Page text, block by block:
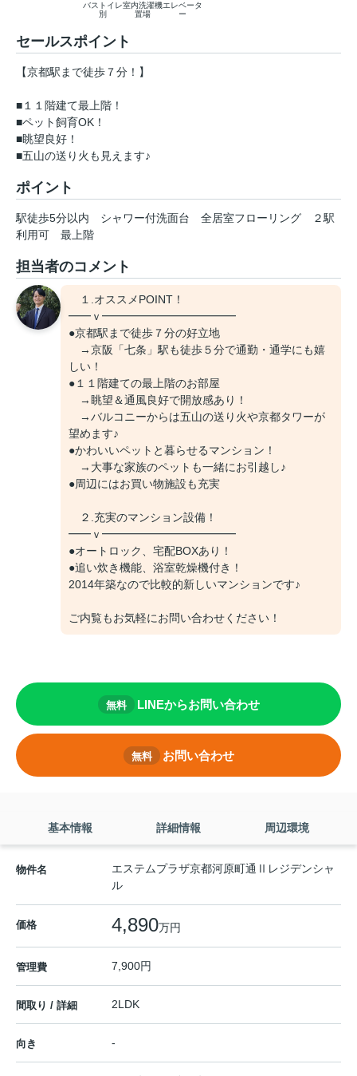
バストイレ
別
室内洗濯機
置場
エレベータ
ー
セールスポイント
【京都駅まで徒歩７分！】
■１１階建て最上階！
■ペット飼育OK！
■眺望良好！
■五山の送り火も見えます♪
ポイント
駅徒歩5分以内 シャワー付洗面台 全居室フローリング
２駅
利用可
最上階
担当者のコメント
１.オススメPOINT！
━━ｖ━━━━━━━━━━━━
●京都駅まで徒歩７分の好立地
→京阪「七条」駅も徒歩５分で通勤・通学にも嬉
しい！
●１１階建ての最上階のお部屋
→眺望＆通風良好で開放感あり！
→バルコニーからは五山の送り火や京都タワーが
望めます♪
●かわいいペットと暮らせるマンション！
→大事な家族のペットも一緒にお引越し♪
●周辺にはお買い物施設も充実
２.充実のマンション設備！
━━ｖ━━━━━━━━━━━━
●オートロック、宅配BOXあり！
●追い炊き機能、浴室乾燥機付き！
2014年築なので比較的新しいマンションです♪
ご内覧もお気軽にお問い合わせください！
無料 LINEからお問い合わせ
無料 お問い合わせ
基本情報 詳細情報 周辺環境
物件名
エステムプラザ京都河原町通Ⅱレジデンシャ
ル
価格 4,890万円
管理費 7,900円
間取り / 詳細 2LDK
向き -